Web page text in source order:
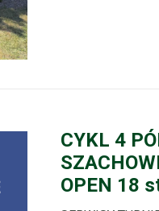
CYKL 4
OPEN 18